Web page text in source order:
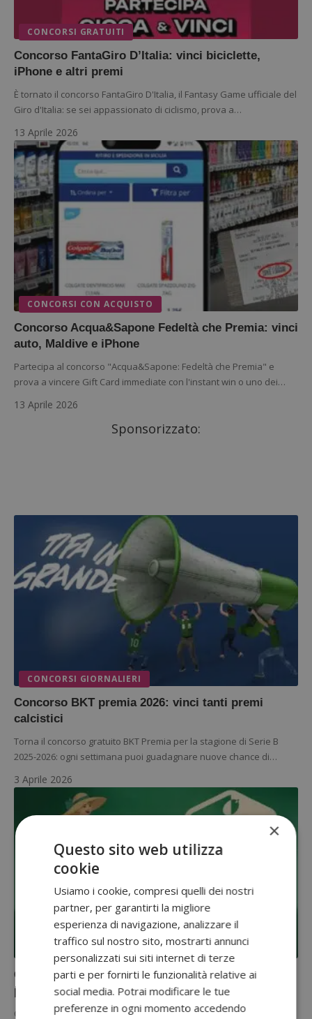
CONCORSI GRATUITI
Concorso FantaGiro D’Italia: vinci biciclette,
iPhone e altri premi
È tornato il concorso FantaGiro D'Italia, il Fantasy Game ufficiale del
Giro d'Italia: se sei appassionato di ciclismo, prova a…
13 Aprile 2026
CONCORSI CON ACQUISTO
Concorso Acqua&Sapone Fedeltà che Premia: vinci
auto, Maldive e iPhone
Partecipa al concorso "Acqua&Sapone: Fedeltà che Premia" e
prova a vincere Gift Card immediate con l'instant win o uno dei…
13 Aprile 2026
Sponsorizzato:
CONCORSI GIORNALIERI
Concorso BKT premia 2026: vinci tanti premi
calcistici
Torna il concorso gratuito BKT Premia per la stagione di Serie B
2025-2026: ogni settimana puoi guadagnare nuove chance di…
3 Aprile 2026
Concorso Olio Basso “Happy Vita” 2026: come
partecipare e premi in palio
Con il concorso Olio Basso "Happy Vita" ogni bottiglia di olio EVO
×
Questo sito web utilizza
cookie
Usiamo i cookie, compresi quelli dei nostri
partner, per garantirti la migliore
esperienza di navigazione, analizzare il
traffico sul nostro sito, mostrarti annunci
personalizzati sui siti internet di terze
parti e per fornirti le funzionalità relative ai
social media. Potrai modificare le tue
preferenze in ogni momento accedendo